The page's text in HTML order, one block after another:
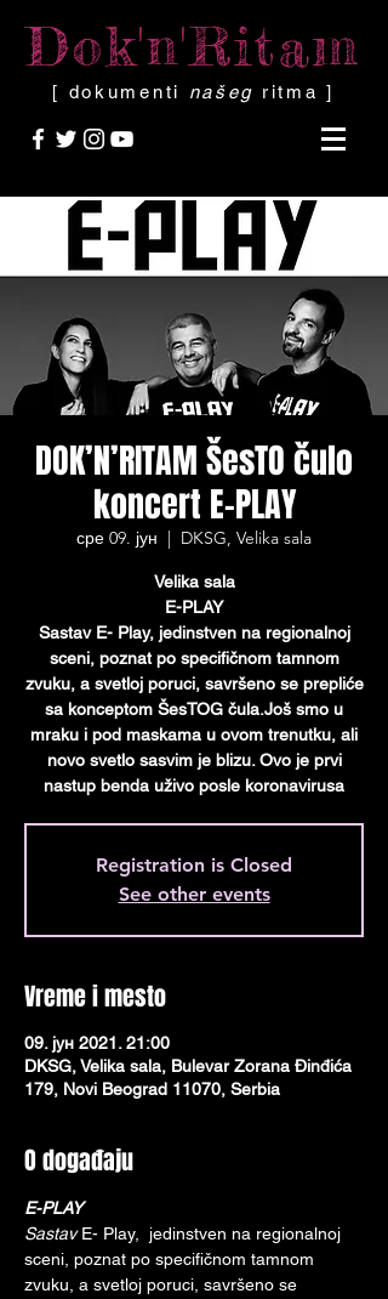
Dok'n'Ritam
[ dokumenti našeg ritma ]
DOK’N’RITAM ŠesTO čulo
koncert E-PLAY
сре 09. јун
  |
DKSG, Velika sala
Velika sala
E-PLAY
Sastav E- Play, jedinstven na regionalnoj
sceni, poznat po specifičnom tamnom
zvuku, a svetloj poruci, savršeno se prepliće
sa konceptom ŠesTOG čula.Još smo u
mraku i pod maskama u ovom trenutku, ali
novo svetlo sasvim je blizu. Ovo je prvi
nastup benda uživo posle koronavirusa
Registration is Closed
See other events
Vreme i mesto
09. јун 2021. 21:00
DKSG, Velika sala, Bulevar Zorana Đinđića
179, Novi Beograd 11070, Serbia
O događaju
E-PLAY
Sastav E- Play,  jedinstven na regionalnoj
sceni, poznat po specifičnom tamnom
zvuku, a svetloj poruci, savršeno se